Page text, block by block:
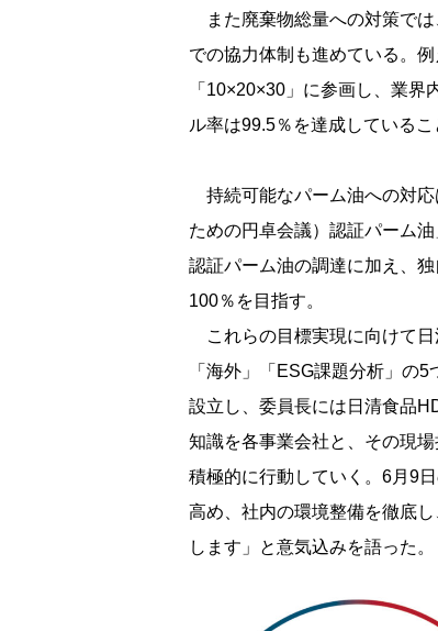
また廃棄物総量への対策では
での協力体制も進めている。
「10×20×30」に参画し、業
ル率は99.5％を達成している
持続可能なパーム油への対応
ための円卓会議）認証パーム
認証パーム油の調達に加え、
100％を目指す。
これらの目標実現に向けて日
「海外」「ESG課題分析」の
設立し、委員長には日清食品
知識を各事業会社と、その現
積極的に行動していく。6月9
高め、社内の環境整備を徹底
します」と意気込みを語った。